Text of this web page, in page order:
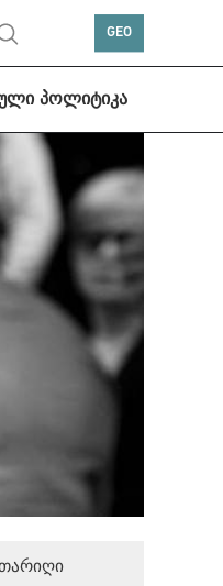
GEO
პოლიტიკა